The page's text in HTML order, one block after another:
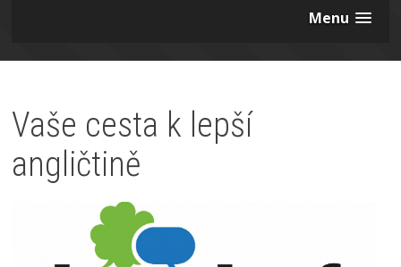
Menu
Vaše cesta k lepší
angličtině